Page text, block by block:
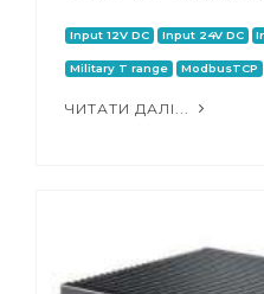
Input 12V DC Input 24V DC
Military T range ModbusTCP
ЧИТАТИ ДАЛІ...